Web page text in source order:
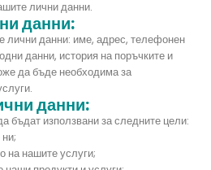
лични данни.
данни:
лични данни: име, адрес, телефонен
данни, история на поръчките и
да бъде необходима за
данни:
бъдат използвани за следните цели:
на нашите услуги;